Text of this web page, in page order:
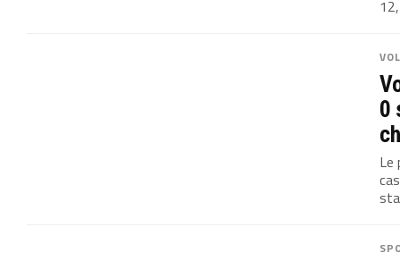
0
Le